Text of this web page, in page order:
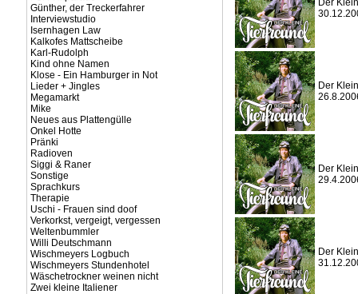
Günther, der Treckerfahrer
Interviewstudio
Isernhagen Law
Kalkofes Mattscheibe
Karl-Rudolph
Kind ohne Namen
Klose - Ein Hamburger in Not
Lieder + Jingles
Megamarkt
Mike
Neues aus Plattengülle
Onkel Hotte
Pränki
Radioven
Siggi & Raner
Sonstige
Sprachkurs
Therapie
Uschi - Frauen sind doof
Verkorkst, vergeigt, vergessen
Weltenbummler
Willi Deutschmann
Wischmeyers Logbuch
Wischmeyers Stundenhotel
Wäschetrockner weinen nicht
Zwei kleine Italiener
Der
Der
Der
Der